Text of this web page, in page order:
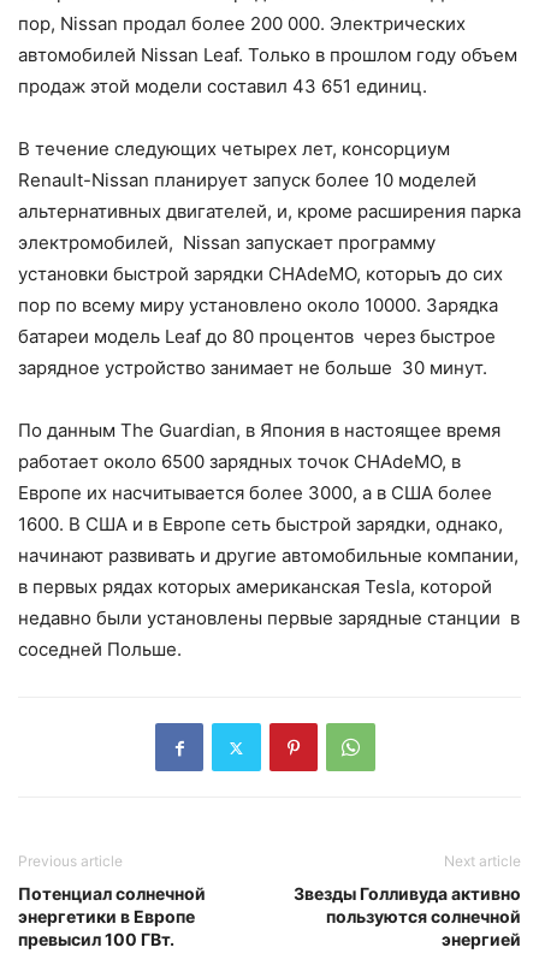
пор, Nissan продал более 200 000. Электрических
автомобилей Nissan Leaf. Только в прошлом году объем
продаж этой модели составил 43 651 единиц.
В течение следующих четырех лет, консорциум
Renault-Nissan планирует запуск более 10 моделей
альтернативных двигателей, и, кроме расширения парка
электромобилей, Nissan запускает программу
установки быстрой зарядки CHAdeMO, которыъ до сих
пор по всему миру установлено около 10000. Зарядка
батареи модель Leaf до 80 процентов через быстрое
зарядное устройство занимает не больше 30 минут.
По данным The Guardian, в Япония в настоящее время
работает около 6500 зарядных точок CHAdeMO, в
Европе их насчитывается более 3000, а в США более
1600. В США и в Европе сеть быстрой зарядки, однако,
начинают развивать и другие автомобильные компании,
в первых рядах которых американская Tesla, которой
недавно были установлены первые зарядные станции в
соседней Польше.
Previous article
Потенциал солнечной
энергетики в Европе
превысил 100 ГВт.
Next article
Звезды Голливуда активно
пользуются солнечной
энергией